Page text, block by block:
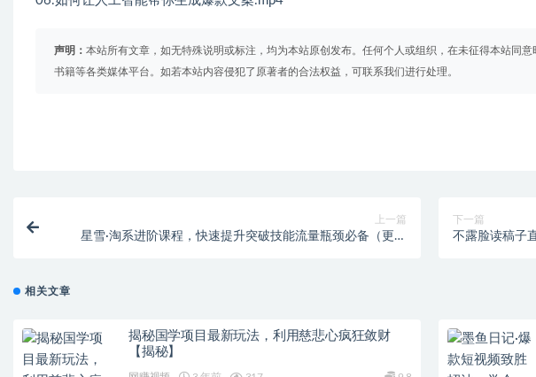
声明： 本站所有文章，如无特殊说明或标注，均为本站原创发布。任何个人或组织，在未征得本站同
书籍等各类媒体平台。如若本站内容侵犯了原著者的合法权益，可联系我们进行处理。
上一篇
星雪·淘系进阶课程，快速提升突破技能流量瓶颈必备（更新
下一篇
不露脸读稿子
相关文章
揭秘国学项目最新玩法，利用慈悲心疯狂敛财
【揭秘】